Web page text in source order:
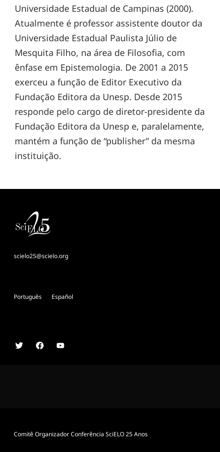
Universidade Estadual de Campinas (2000).
Atualmente é professor assistente doutor da
Universidade Estadual Paulista Júlio de
Mesquita Filho, na área de Filosofia, com
ênfase em Epistemologia. De 2001 a 2015
exerceu a função de Editor Executivo da
Fundação Editora da Unesp. Desde 2015
responde pelo cargo de diretor-presidente da
Fundação Editora da Unesp e, paralelamente,
mantém a função de “publisher” da mesma
instituição.
scielo25@scielo.org
Português Español
Comitê Organizador Conferência SciELO 25 Anos